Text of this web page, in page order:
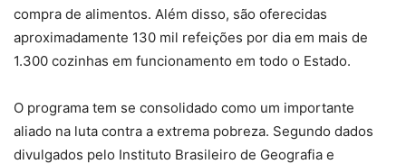
compra de alimentos. Além disso, são oferecidas
aproximadamente 130 mil refeições por dia em mais de
1.300 cozinhas em funcionamento em todo o Estado.
O programa tem se consolidado como um importante
aliado na luta contra a extrema pobreza. Segundo dados
divulgados pelo Instituto Brasileiro de Geografia e